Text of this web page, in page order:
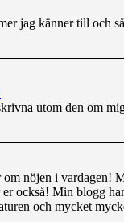
jag känner till och
utom den om
nöjen i vardagen!
också! Min blogg
och mycket